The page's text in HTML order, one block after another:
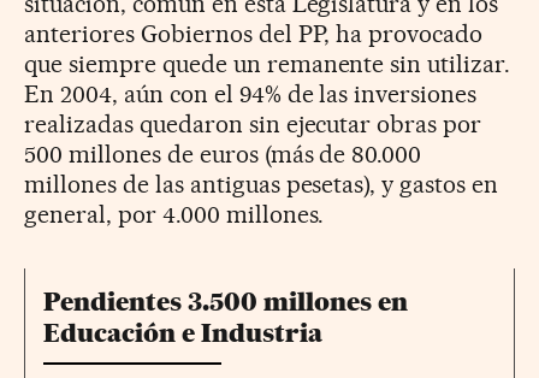
anteriores Gobiernos del PP, ha provocado
que siempre quede un remanente sin utilizar.
En 2004, aún con el 94% de las inversiones
realizadas quedaron sin ejecutar obras por
500 millones de euros (más de 80.000
millones de las antiguas pesetas), y gastos en
general, por 4.000 millones.
Pendientes 3.500 millones en
Educación e Industria